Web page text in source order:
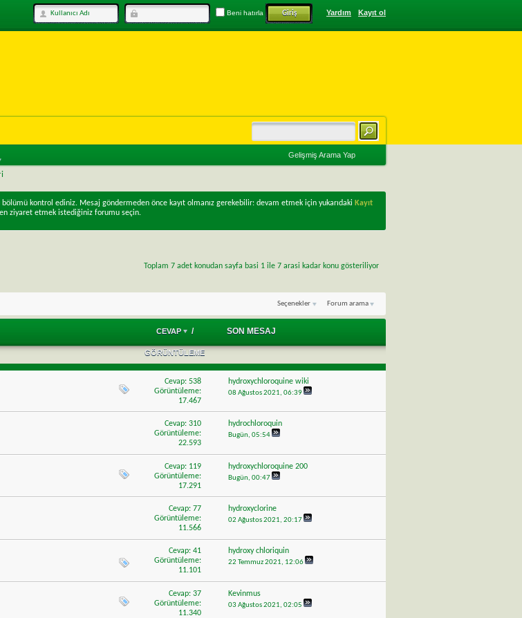
Kayıt ol
Yardım
Beni hatırla
Gelişmiş Arama Yap
bölümü kontrol ediniz. Mesaj göndermeden önce kayıt olmanız gerekebilir: devam etmek için yukarıdaki Kayıt
ziyaret etmek istediğiniz forumu seçin.
Toplam 7 adet konudan sayfa basi 1 ile 7 arasi kadar konu gösteriliyor
Seçenekler Forum arama
CEVAP /
GÖRÜNTÜLEME
SON MESAJ
Cevap: 538
Görüntüleme:
17.467
hydroxychloroquine wiki
08 Ağustos 2021, 06:39
Cevap: 310
Görüntüleme:
22.593
hydrochloroquin
Bugün, 05:54
Cevap: 119
Görüntüleme:
17.291
hydroxychloroquine 200
Bugün, 00:47
Cevap: 77
Görüntüleme:
11.566
hydroxyclorine
02 Ağustos 2021, 20:17
Cevap: 41
Görüntüleme:
11.101
hydroxy chloriquin
22 Temmuz 2021, 12:06
Cevap: 37
Görüntüleme:
11.340
Kevinmus
03 Ağustos 2021, 02:05